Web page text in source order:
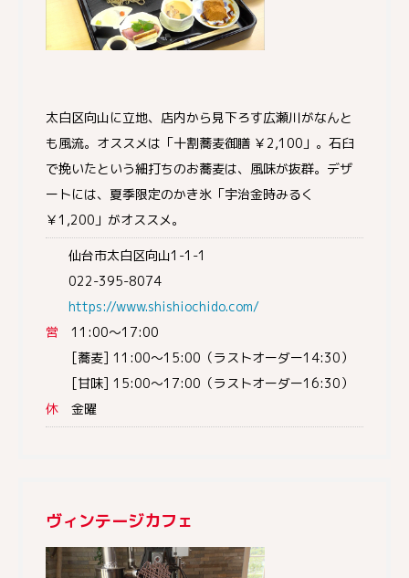
太白区向山に立地、店内から見下ろす広瀬川がなんと
も風流。オススメは「十割蕎麦御膳 ￥2,100」。石臼
で挽いたという細打ちのお蕎麦は、風味が抜群。デザ
ートには、夏季限定のかき氷「宇治金時みるく
￥1,200」がオススメ。
仙台市太白区向山1-1-1
022-395-8074
https://www.shishiochido.com/
営 11:00～17:00
[蕎麦] 11:00～15:00（ラストオーダー14:30）
[甘味] 15:00～17:00（ラストオーダー16:30）
休 金曜
ヴィンテージカフェ